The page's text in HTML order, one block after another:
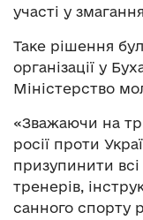
участі у
Таке рішення
організації у
Міністерство
«Зважаючи на
росії проти
призупинити
тренерів,
санного спорту